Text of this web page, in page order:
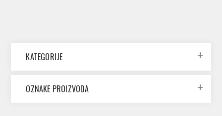
KATEGORIJE
OZNAKE PROIZVODA